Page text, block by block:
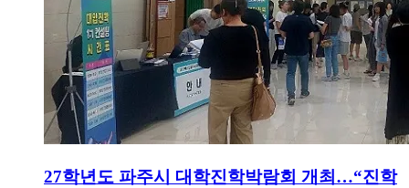
27학년도 파주시 대학진학박람회 개최…“진학